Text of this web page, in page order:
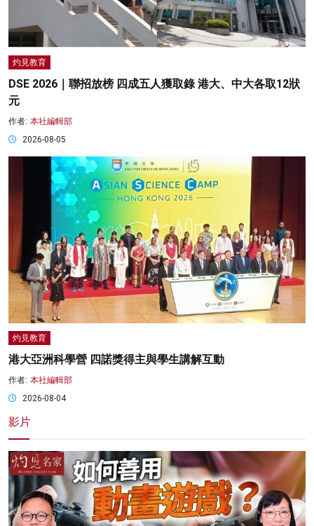
灼見教育
DSE 2026｜聯招放榜 四成五人獲取錄 港大、中大各取12狀
元
作者: 本社編輯部
2026-08-05
灼見教育
港大亞洲科學營 四諾獎得主與學生講解互動
作者: 本社編輯部
2026-08-04
影片